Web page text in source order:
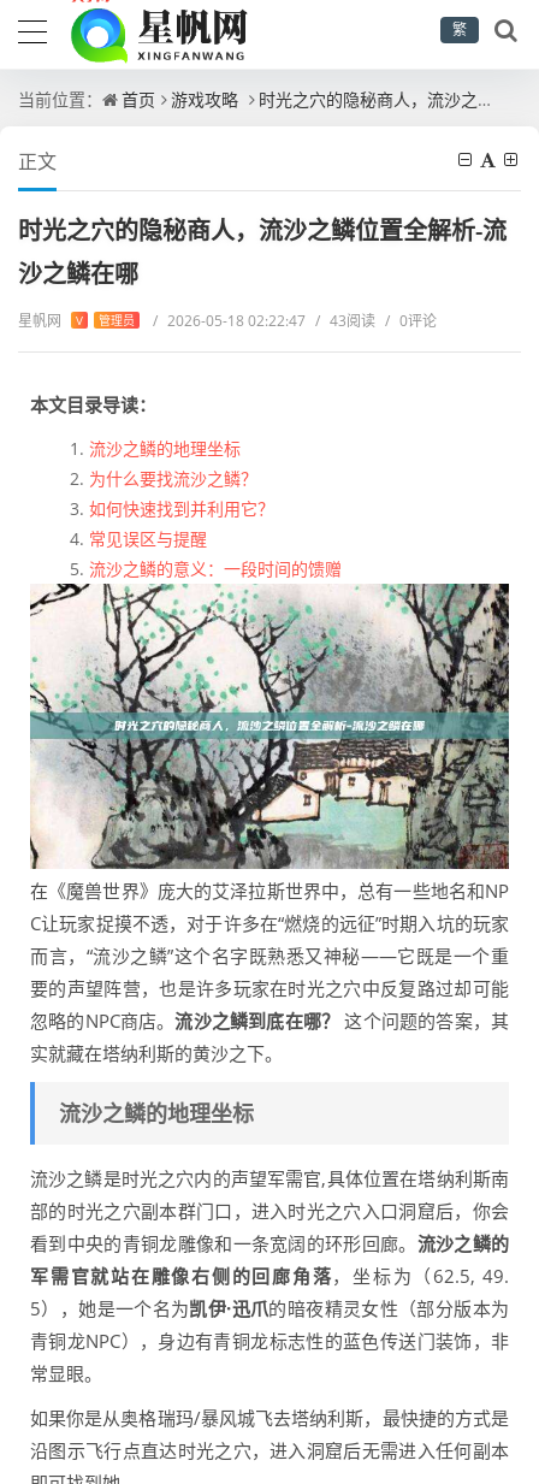
繁
当前位置： 首页 游戏攻略 时光之穴的隐秘商人，流沙之鳞位置全解析-流沙之鳞在哪
正文
时光之穴的隐秘商人，流沙之鳞位置全解析-流
沙之鳞在哪
星帆网 V 管理员 / 2026-05-18 02:22:47 / 43阅读 / 0评论
本文目录导读：
流沙之鳞的地理坐标
为什么要找流沙之鳞？
如何快速找到并利用它？
常见误区与提醒
流沙之鳞的意义：一段时间的馈赠
在《魔兽世界》庞大的艾泽拉斯世界中，总有一些地名和NP
C让玩家捉摸不透，对于许多在“燃烧的远征”时期入坑的玩家
而言，“流沙之鳞”这个名字既熟悉又神秘——它既是一个重
要的声望阵营，也是许多玩家在时光之穴中反复路过却可能
忽略的NPC商店。流沙之鳞到底在哪？ 这个问题的答案，其
实就藏在塔纳利斯的黄沙之下。
流沙之鳞的地理坐标
流沙之鳞是时光之穴内的声望军需官,具体位置在塔纳利斯南
部的时光之穴副本群门口，进入时光之穴入口洞窟后，你会
看到中央的青铜龙雕像和一条宽阔的环形回廊。 流沙之鳞的
军需官就站在雕像右侧的回廊角落，坐标为（62.5, 49.
5），她是一个名为凯伊·迅爪的暗夜精灵女性（部分版本为
青铜龙NPC），身边有青铜龙标志性的蓝色传送门装饰，非
常显眼。
如果你是从奥格瑞玛/暴风城飞去塔纳利斯，最快捷的方式是
沿图示飞行点直达时光之穴，进入洞窟后无需进入任何副本